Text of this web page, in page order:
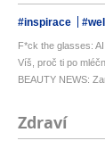
#inspirace
F*ck the glasses:
Víš, proč ti po
BEAUTY NEWS:
Zdraví